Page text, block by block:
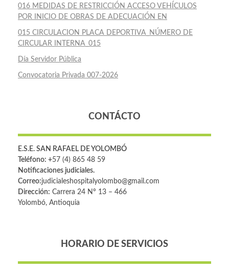
016 MEDIDAS DE RESTRICCIÓN ACCESO VEHÍCULOS
POR INICIO DE OBRAS DE ADECUACIÓN EN
015 CIRCULACION PLACA DEPORTIVA_NÚMERO DE
CIRCULAR INTERNA_015
Día Servidor Pública
Convocatoria Privada 007-2026
CONTÁCTO
E.S.E. SAN RAFAEL DE YOLOMBÓ
Teléfono: +57 (4) 865 48 59
Notificaciones judiciales.
Correo:judicialeshospitalyolombo@gmail.com
Dirección: Carrera 24 Nº 13 – 466
Yolombó, Antioquia
HORARIO DE SERVICIOS